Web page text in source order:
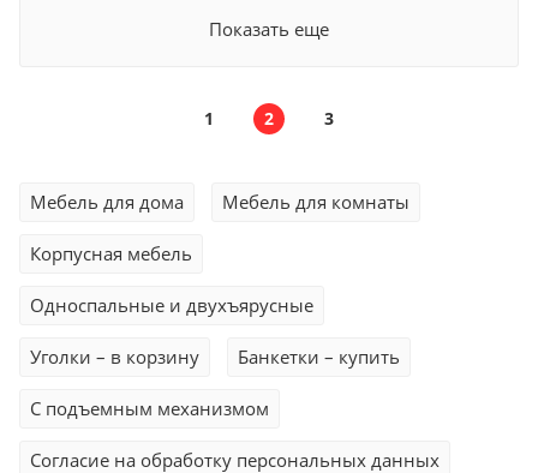
Показать еще
1 2 3
Мебель для дома Мебель для комнаты
Корпусная мебель
Односпальные и двухъярусные
Уголки – в корзину Банкетки – купить
С подъемным механизмом
Согласие на обработку персональных данных